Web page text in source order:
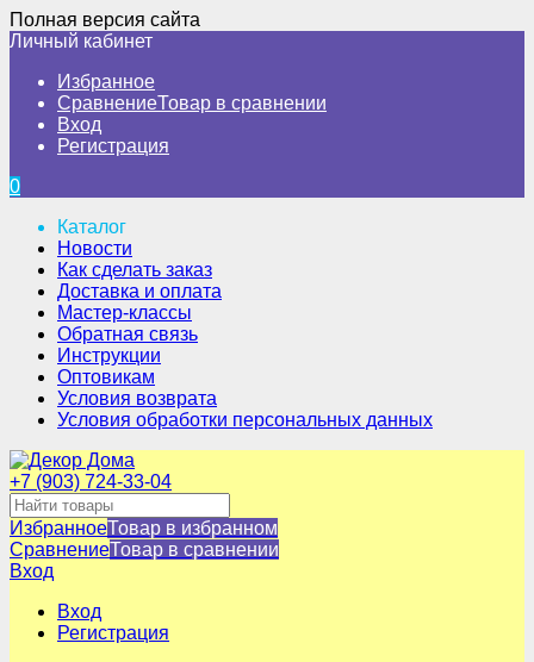
Полная версия сайта
Личный кабинет
Избранное
СравнениеТовар в сравнении
Вход
Регистрация
0
Каталог
Новости
Как сделать заказ
Доставка и оплата
Мастер-классы
Обратная связь
Инструкции
Оптовикам
Условия возврата
Условия обработки персональных данных
+7 (903) 724-33-04
ИзбранноеТовар в избранном
СравнениеТовар в сравнении
Вход
Вход
Регистрация